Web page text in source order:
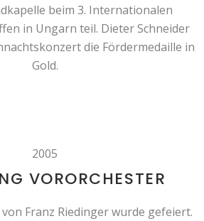
beim 3. Internationalen
in Ungarn teil. Dieter Schneider
die Fördermedaille in
Gold.
2005
VORORCHESTER
Franz Riedinger wurde gefeiert.